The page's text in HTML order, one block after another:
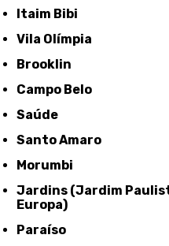
Itaim Bibi
Vila Olímpia
Brooklin
Campo Belo
Saúde
Santo Amaro
Morumbi
Jardins (Jardim Paulista, Jardim América, Jardim
Europa)
Paraíso